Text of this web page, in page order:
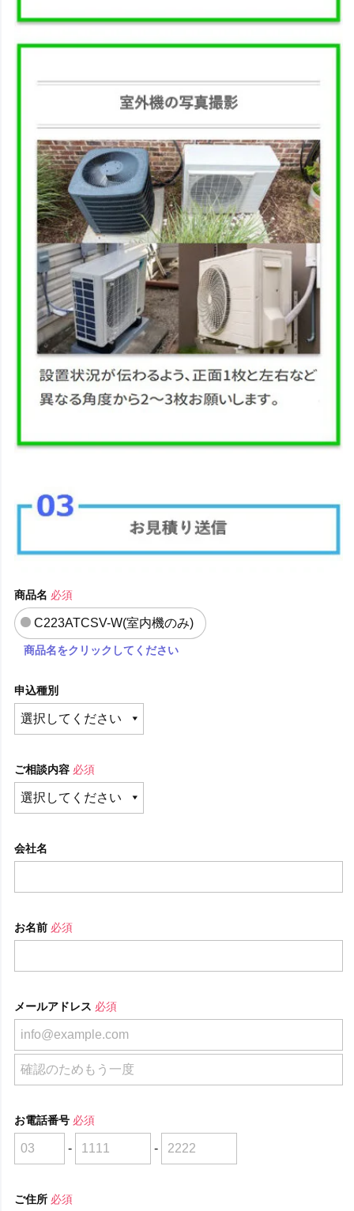
商品名 必須
C223ATCSV-W(室内機のみ)
商品名をクリックしてください
申込種別
ご相談内容 必須
会社名
お名前 必須
メールアドレス 必須
お電話番号 必須
- -
ご住所 必須